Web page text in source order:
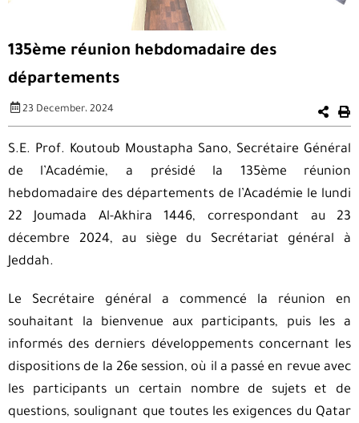
135ème réunion hebdomadaire des
départements
23 December، 2024
S.E. Prof. Koutoub Moustapha Sano, Secrétaire Général
de l’Académie, a présidé la 135ème réunion
hebdomadaire des départements de l’Académie le lundi
22 Joumada Al-Akhira 1446, correspondant au 23
décembre 2024, au siège du Secrétariat général à
Jeddah.
Le Secrétaire général a commencé la réunion en
souhaitant la bienvenue aux participants, puis les a
informés des derniers développements concernant les
dispositions de la 26e session, où il a passé en revue avec
les participants un certain nombre de sujets et de
questions, soulignant que toutes les exigences du Qatar